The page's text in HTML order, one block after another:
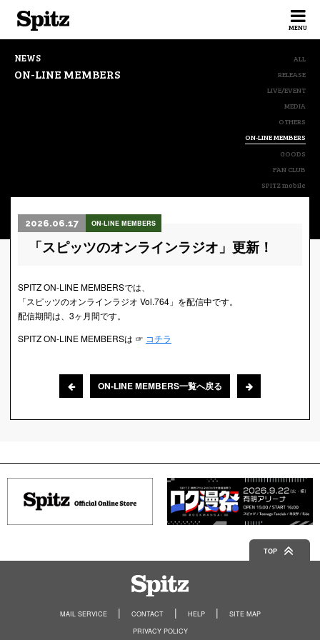
MENU
NEWS
ON-LINE MEMBERS
ALL
RELEASE
LIVE/EVENT
MEDIA
OTHERS
ON-LINE MEMBERS
GOODS
FAN CLUB
SPITZ mobile
2026.06.17 ON-LINE MEMBERS
「スピッツのオンラインラジオ」更新！
SPITZ ON-LINE MEMBERSでは、
「スピッツのオンラインラジオ Vol.764」を配信中です。
配信期間は、3ヶ月間です。
SPITZ ON-LINE MEMBERSは ☞ コチラ
ON-LINE MEMBERS一覧へ戻る
TOP
MAIL SERVICE CONTACT HELP
SITE MAP
PRIVACY POLICY